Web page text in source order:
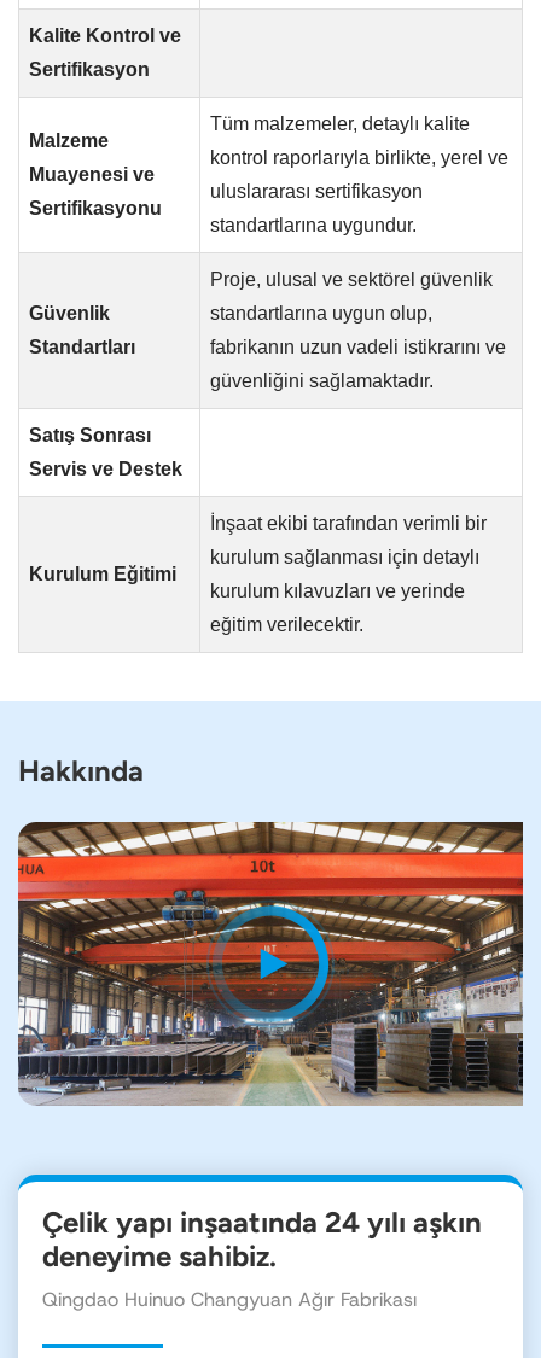
Kalite Kontrol ve
Sertifikasyon
Malzeme
Muayenesi ve
Sertifikasyonu
Tüm malzemeler, detaylı kalite
kontrol raporlarıyla birlikte, yerel ve
uluslararası sertifikasyon
standartlarına uygundur.
Güvenlik
Standartları
Proje, ulusal ve sektörel güvenlik
standartlarına uygun olup,
fabrikanın uzun vadeli istikrarını ve
güvenliğini sağlamaktadır.
Satış Sonrası
Servis ve Destek
Kurulum Eğitimi
İnşaat ekibi tarafından verimli bir
kurulum sağlanması için detaylı
kurulum kılavuzları ve yerinde
eğitim verilecektir.
Hakkında
Çelik yapı inşaatında 24 yılı aşkın
deneyime sahibiz.
Qingdao Huinuo Changyuan Ağır Fabrikası